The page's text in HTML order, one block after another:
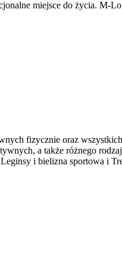
miejsce do życia. M-
fizycznie oraz
a także różnego
i bielizna sportowa i